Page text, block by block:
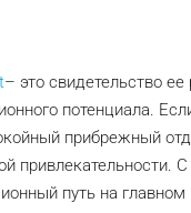
– это свидетельство
потенциала.
прибрежный
привлекательности.
путь на